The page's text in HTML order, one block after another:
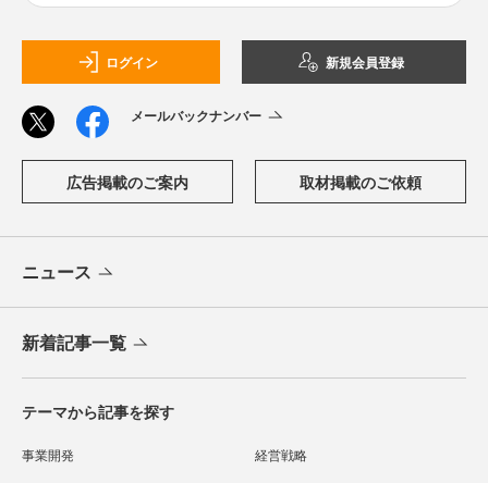
ログイン 新規会員登録
メールバックナンバー
広告掲載のご案内 取材掲載のご依頼
ニュース
新着記事一覧
テーマから記事を探す
事業開発 経営戦略